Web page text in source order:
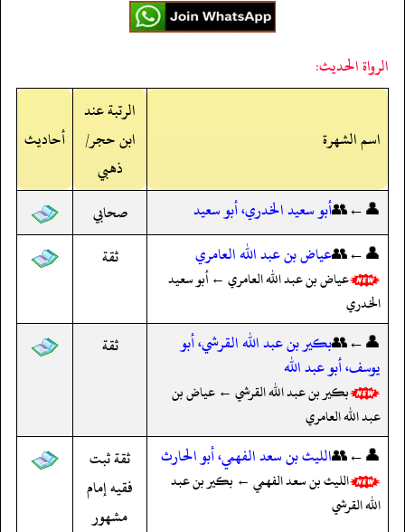
الرواة الحديث:
اسم الشهرة
الرتبة عند
ابن حجر/
ذهبي
أحاديث
👤←👥أبو سعيد الخدري، أبو سعيد
صحابي
👤←👥عياض بن عبد الله العامري
عياض بن عبد الله العامري ← أبو سعيد
الخدري
ثقة
👤←👥بكير بن عبد الله القرشي، أبو
يوسف، أبو عبد الله
بكير بن عبد الله القرشي ← عياض بن
عبد الله العامري
ثقة
👤←👥الليث بن سعد الفهمي، أبو الحارث
الليث بن سعد الفهمي ← بكير بن عبد
الله القرشي
ثقة ثبت
فقيه إمام
مشهور